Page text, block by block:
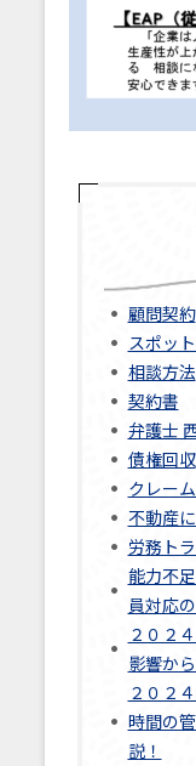
顧問契約
スポッ
相談方法
契約書
弁護士
債権回収
クレー
不動産
労務ト
能力不
員対応
２０２
影響か
２０２
時間の
説！